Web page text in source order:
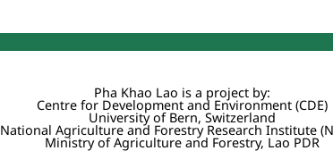
Pha Khao Lao is a project by:
Centre for Development and Environment (CDE)
University of Bern, Switzerland
National Agriculture and Forestry Research Institute
Ministry of Agriculture and Forestry, Lao PDR